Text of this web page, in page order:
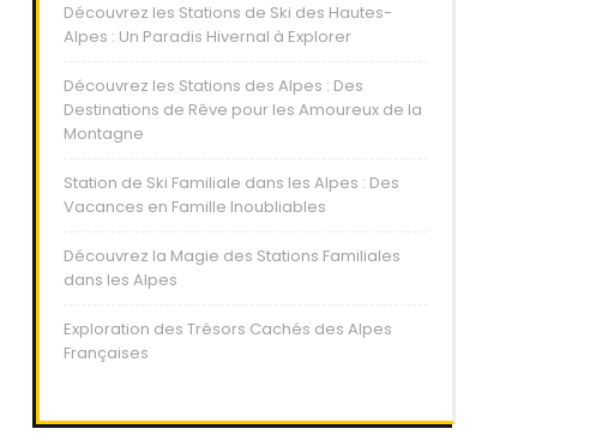
Découvrez les Stations de Ski des Hautes-
Alpes : Un Paradis Hivernal à Explorer
Découvrez les Stations des Alpes : Des
Destinations de Rêve pour les Amoureux de la
Montagne
Station de Ski Familiale dans les Alpes : Des
Vacances en Famille Inoubliables
Découvrez la Magie des Stations Familiales
dans les Alpes
Exploration des Trésors Cachés des Alpes
Françaises